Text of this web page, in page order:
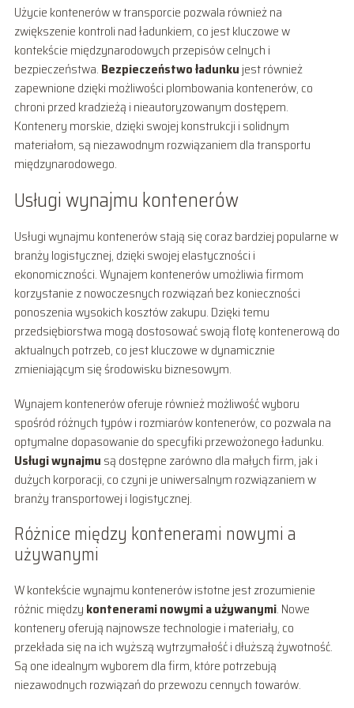
Użycie kontenerów w transporcie pozwala również na
zwiększenie kontroli nad ładunkiem, co jest kluczowe w
kontekście międzynarodowych przepisów celnych i
bezpieczeństwa. Bezpieczeństwo ładunku jest również
zapewnione dzięki możliwości plombowania kontenerów, co
chroni przed kradzieżą i nieautoryzowanym dostępem.
Kontenery morskie, dzięki swojej konstrukcji i solidnym
materiałom, są niezawodnym rozwiązaniem dla transportu
międzynarodowego.
Usługi wynajmu kontenerów
Usługi wynajmu kontenerów stają się coraz bardziej popularne w
branży logistycznej, dzięki swojej elastyczności i
ekonomiczności. Wynajem kontenerów umożliwia firmom
korzystanie z nowoczesnych rozwiązań bez konieczności
ponoszenia wysokich kosztów zakupu. Dzięki temu
przedsiębiorstwa mogą dostosować swoją flotę kontenerową do
aktualnych potrzeb, co jest kluczowe w dynamicznie
zmieniającym się środowisku biznesowym.
Wynajem kontenerów oferuje również możliwość wyboru
spośród różnych typów i rozmiarów kontenerów, co pozwala na
optymalne dopasowanie do specyfiki przewożonego ładunku.
Usługi wynajmu są dostępne zarówno dla małych firm, jak i
dużych korporacji, co czyni je uniwersalnym rozwiązaniem w
branży transportowej i logistycznej.
Różnice między kontenerami nowymi a
używanymi
W kontekście wynajmu kontenerów istotne jest zrozumienie
różnic między kontenerami nowymi a używanymi. Nowe
kontenery oferują najnowsze technologie i materiały, co
przekłada się na ich wyższą wytrzymałość i dłuższą żywotność.
Są one idealnym wyborem dla firm, które potrzebują
niezawodnych rozwiązań do przewozu cennych towarów.